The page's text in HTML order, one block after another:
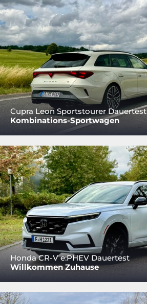
Cupra Leon Sportstourer Dauertest
Kombinations-Sportwagen
Honda CR-V e:PHEV Dauertest
Willkommen Zuhause